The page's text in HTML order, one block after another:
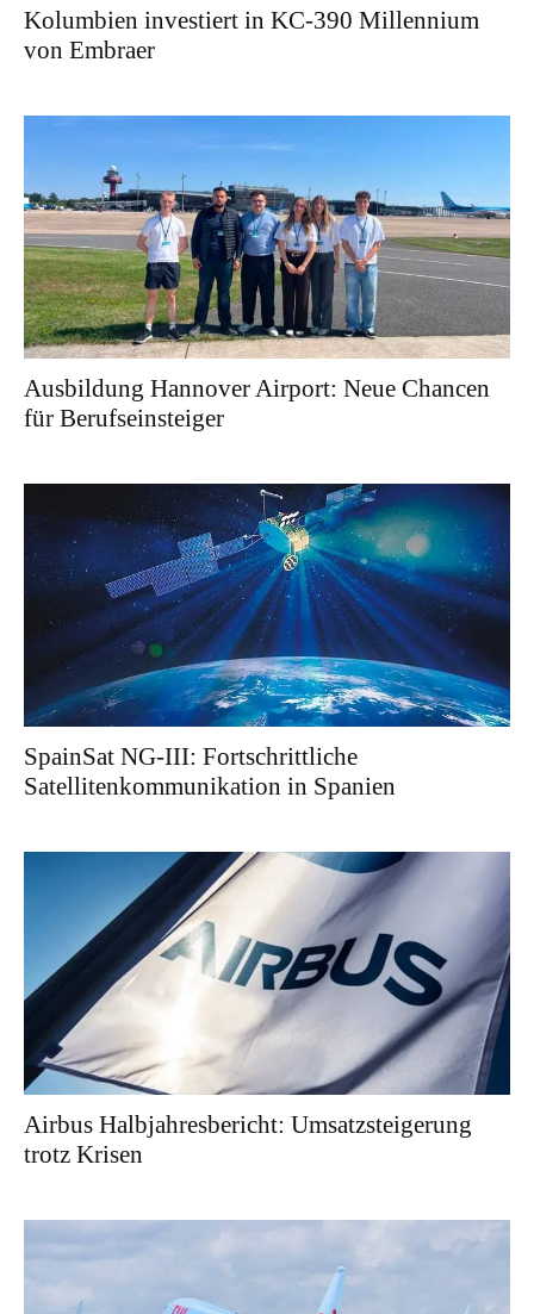
Kolumbien investiert in KC-390 Millennium
von Embraer
Ausbildung Hannover Airport: Neue Chancen
für Berufseinsteiger
SpainSat NG-III: Fortschrittliche
Satellitenkommunikation in Spanien
Airbus Halbjahresbericht: Umsatzsteigerung
trotz Krisen